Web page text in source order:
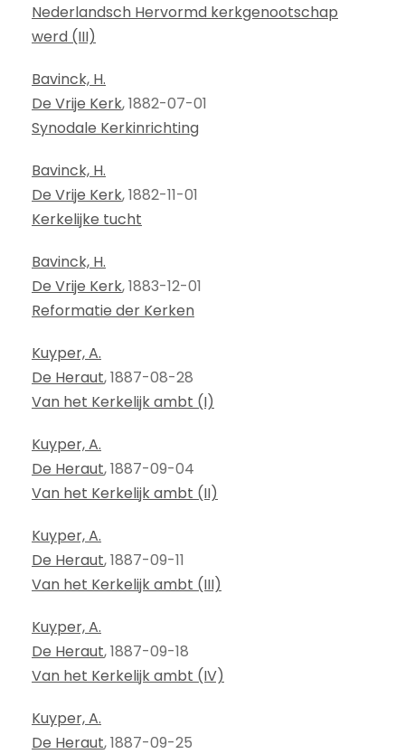
Nederlandsch Hervormd kerkgenootschap
werd (III)
Bavinck, H.
De Vrije Kerk, 1882-07-01
Synodale Kerkinrichting
Bavinck, H.
De Vrije Kerk, 1882-11-01
Kerkelijke tucht
Bavinck, H.
De Vrije Kerk, 1883-12-01
Reformatie der Kerken
Kuyper, A.
De Heraut, 1887-08-28
Van het Kerkelijk ambt (I)
Kuyper, A.
De Heraut, 1887-09-04
Van het Kerkelijk ambt (II)
Kuyper, A.
De Heraut, 1887-09-11
Van het Kerkelijk ambt (III)
Kuyper, A.
De Heraut, 1887-09-18
Van het Kerkelijk ambt (IV)
Kuyper, A.
De Heraut, 1887-09-25